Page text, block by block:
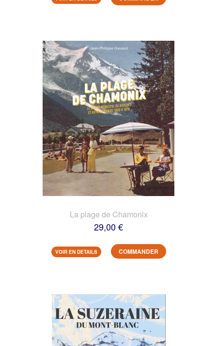
La plage de Chamonix
29,00 €
VOIR EN DETAILS COMMANDER